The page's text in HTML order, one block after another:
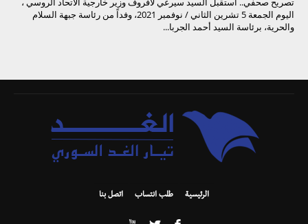
اليوم الجمعة 5 تشرين الثاني / نوفمبر 2021، وفداً من رئاسة جبهة السلام
والحرية، برئاسة السيد أحمد الجربا...
الرئيسية طلب انتساب اتصل بنا